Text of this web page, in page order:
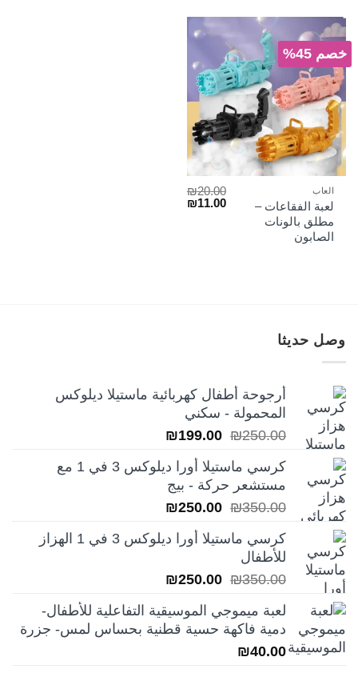
خصم 45%
العاب
لعبة الفقاعات –
مطلق بالونات
الصابون
₪20.00
السعر₪11.00
وصل حديثا
أرجوحة أطفال كهربائية ماستيلا ديلوكس
المحمولة - سكني
₪250.00
السعر
هو:
₪250.00.
₪199.00
هو:
كرسي ماستيلا أورا ديلوكس 3 في 1 مع
مستشعر حركة - بيج
₪350.00
السعر
هو:
₪250.00
هو:
كرسي ماستيلا أورا ديلوكس 3 في 1 الهزاز
للأطفال
₪350.00
السعر
هو:
₪350.00.
₪250.00
هو:
₪250.00.
لعبة ميموجي الموسيقية التفاعلية للأطفال-
دمية فاكهة حسية قطنية بحساس لمس- جزرة
₪40.00